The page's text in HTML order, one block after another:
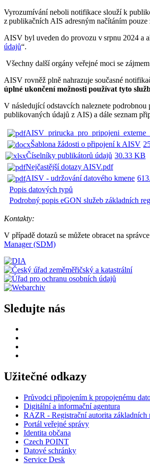
Vyrozumívání neboli notifikace slouží k
z publikačních AIS adresným načítáním pouze
AISV byl uveden do provozu v srpnu 2024 a
údajů“.
Všechny další orgány veřejné moci se
AISV rovněž plně nahrazuje současné
úplné ukončení možnosti používat tyto
V následující odstavcích naleznete
publikovaných údajů z AIS) a dále seznam
Šablona žádosti o připojení k AISV
Číselníky publikátorů údajů 30.33 KB
Nejčastější dotazy AISV.pdf
AISV - udržování datového kmene
Popis datových typů
Podrobný popis eGON služeb základních
Kontakty:
V případě dotazů se můžete obracet na
Manager (SDM)
Sledujte nás
Užitečné odkazy
Průvodci připojením k propojenému
Digitální a informační agentura
RAZR - Registrační autorita základních
Portál veřejné správy
Identita občana
Czech POINT
Datové schránky
Service Desk